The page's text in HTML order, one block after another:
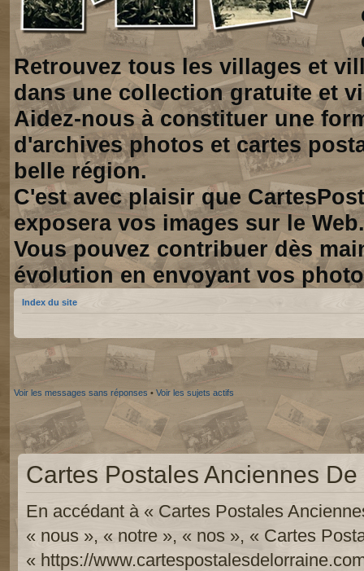
Retrouvez tous les villages et
dans une collection gratuite et
Aidez-nous à constituer une
d'archives photos et cartes
belle région.
C'est avec plaisir que
exposera vos images sur le Web.
Vous pouvez contribuer dès
évolution en envoyant vos
Index du site
Voir les messages sans réponses • Voir les sujets actifs
Cartes Postales Anciennes
En accédant à « Cartes Postales
« nous », « notre », « nos », « Cartes
« https://